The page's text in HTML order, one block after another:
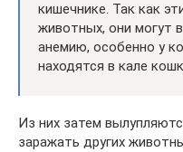
кишечнике. Так как
животных, они могут
анемию, особенно у
находятся в кале
Из них затем
заражать других